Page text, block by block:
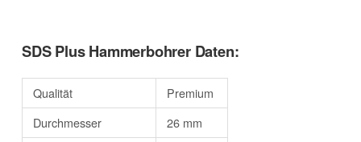
SDS Plus Hammerbohrer Daten:
Qualität
Premium
Durchmesser
26 mm